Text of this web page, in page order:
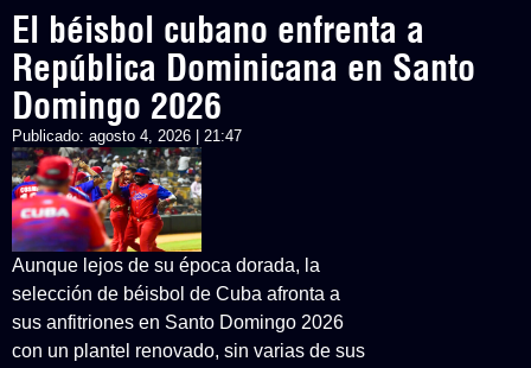
El béisbol cubano enfrenta a
República Dominicana en Santo
Domingo 2026
Publicado: agosto 4, 2026 | 21:47
Aunque lejos de su época dorada, la
selección de béisbol de Cuba afronta a
sus anfitriones en Santo Domingo 2026
con un plantel renovado, sin varias de sus